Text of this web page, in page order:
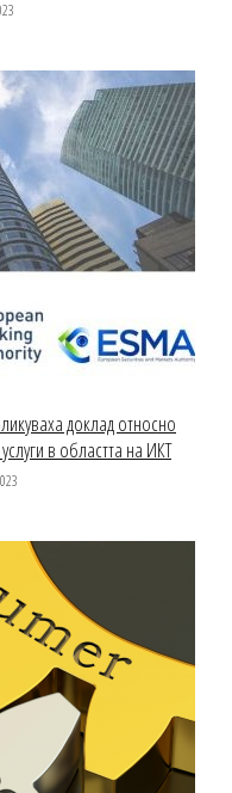
доклад относно
в областта на ИКТ